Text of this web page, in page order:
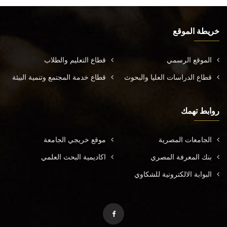
خريطة الموقع
الموقع الرسمي قطاع التعليم والطلاب
قطاع الدراسات العليا والبحوث قطاع خدمة المجتمع وتنمية البيئة
روابط تهمك
الجامعات المصرية موقع خريجي الجامعة
بنك المعرفة المصري اكاديمية البحث العلمي
البوابة الالكترونية للشكاوي